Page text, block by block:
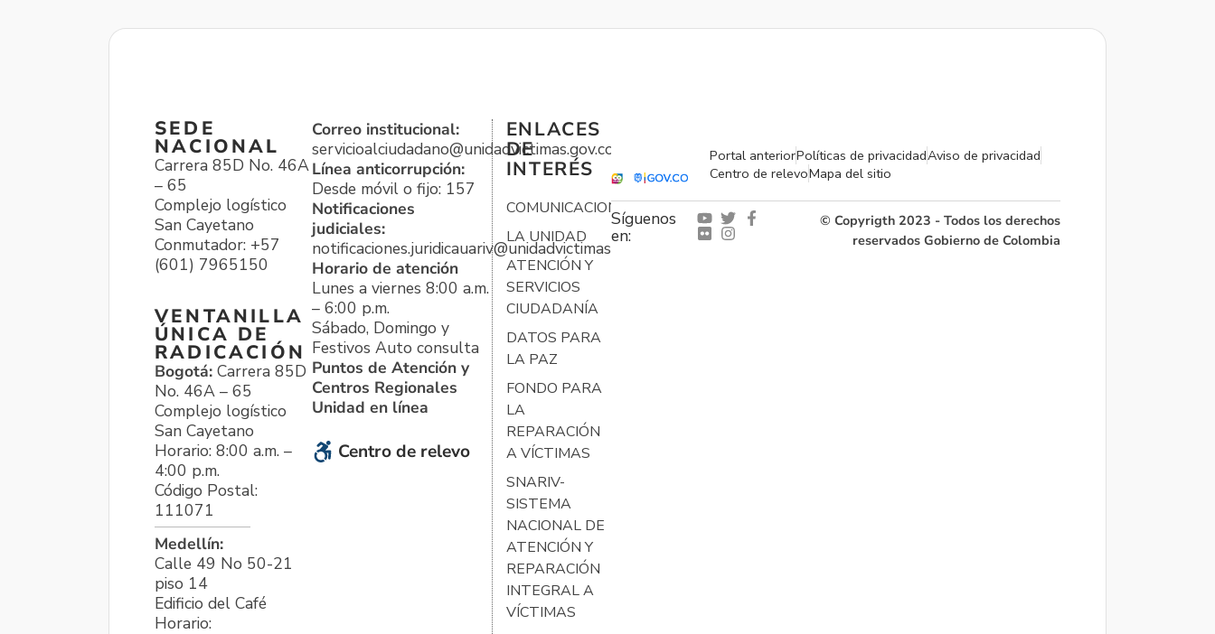
SEDE
NACIONAL
Carrera 85D No. 46A
– 65
Complejo logístico
San Cayetano
Conmutador: +57
(601) 7965150
VENTANILLA
ÚNICA DE
RADICACIÓN
Bogotá: Carrera 85D
No. 46A – 65
Complejo logístico
San Cayetano
Horario: 8:00 a.m. –
4:00 p.m.
Código Postal:
111071
Medellín:
Calle 49 No 50-21
piso 14
Edificio del Café
Horario:
Correo institucional:
servicioalciudadano@unidadvictimas.gov.co
Línea anticorrupción:
Desde móvil o fijo: 157
Notificaciones
judiciales:
notificaciones.juridicauariv@unidadvictimas.gov.co
Horario de atención
Lunes a viernes 8:00 a.m.
– 6:00 p.m.
Sábado, Domingo y
Festivos Auto consulta
Puntos de Atención y
Centros Regionales
Unidad en línea
Centro de relevo
ENLACES
DE
INTERÉS
COMUNICACIONES
LA UNIDAD
ATENCIÓN Y
SERVICIOS
CIUDADANÍA
DATOS PARA
LA PAZ
FONDO PARA
LA
REPARACIÓN
A VÍCTIMAS
SNARIV-
SISTEMA
NACIONAL DE
ATENCIÓN Y
REPARACIÓN
INTEGRAL A
VÍCTIMAS
Portal anteriorPolíticas de privacidadAviso de privacidad
Centro de relevoMapa del sitio
Síguenos
en:
© Copyrigth 2023 - Todos los derechos
reservados Gobierno de Colombia